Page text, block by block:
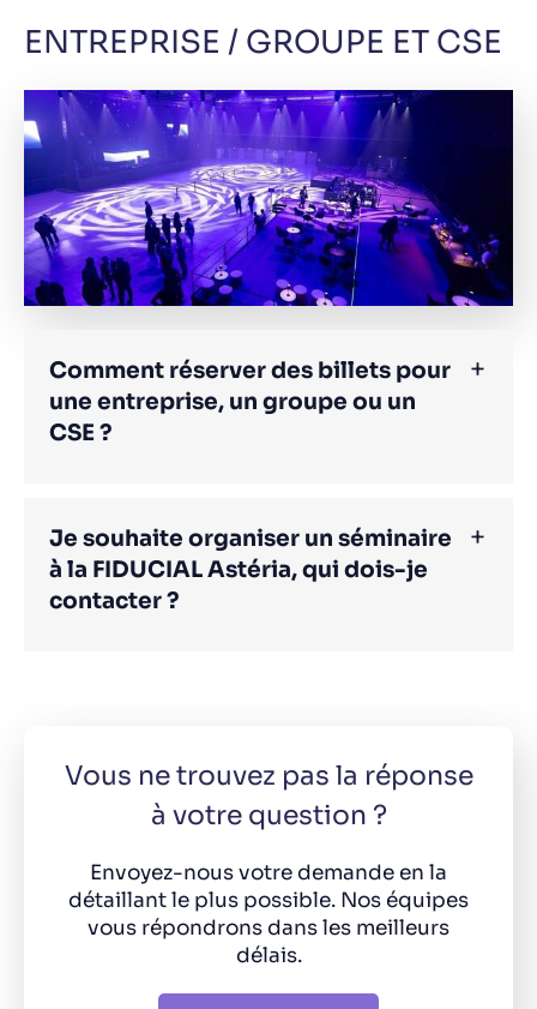
ENTREPRISE / GROUPE ET CSE
Comment réserver des billets pour
une entreprise, un groupe ou un
CSE ?
Je souhaite organiser un séminaire
à la FIDUCIAL Astéria, qui dois-je
contacter ?
Vous ne trouvez pas la réponse
à votre question ?
Envoyez-nous votre demande en la
détaillant le plus possible. Nos équipes
vous répondrons dans les meilleurs
délais.